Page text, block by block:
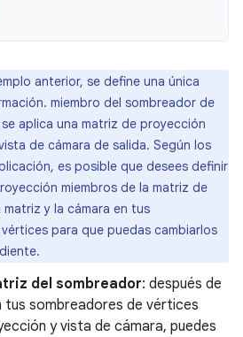
anterior, se define una única
miembro del sombreador de
aplica una matriz de proyección
de cámara de salida. Según los
es posible que desees definir
miembros de la matriz de
y la cámara en tus
para que puedas cambiarlos
del sombreador: después de
tus sombreadores de vértices
y vista de cámara, puedes